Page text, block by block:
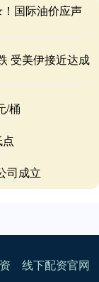
国际油价应声
受美伊接近达成
/桶
司成立
线下配资官网